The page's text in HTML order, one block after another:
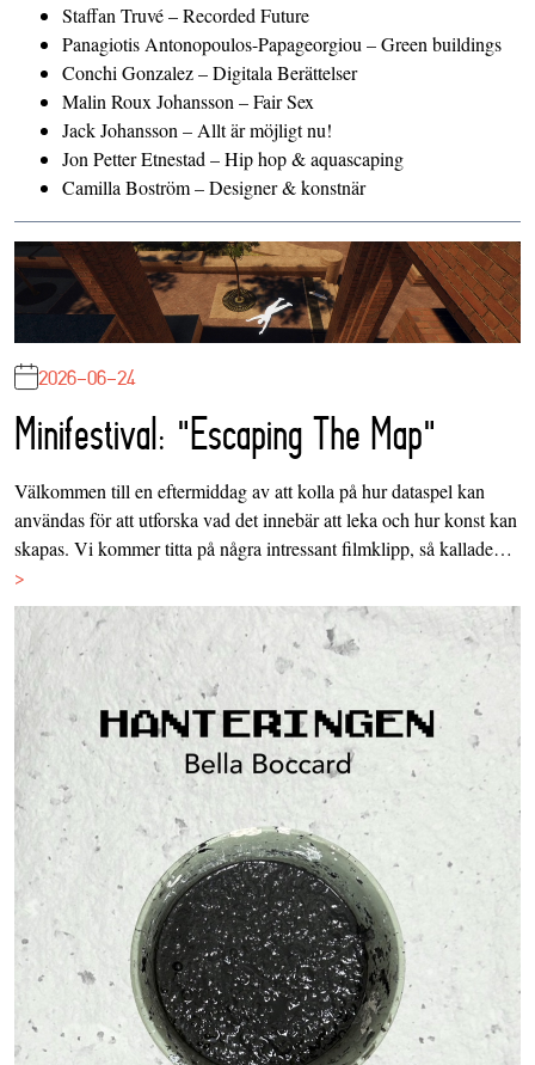
Staffan Truvé – Recorded Future
Panagiotis Antonopoulos-Papageorgiou – Green buildings
Conchi Gonzalez – Digitala Berättelser
Malin Roux Johansson – Fair Sex
Jack Johansson – Allt är möjligt nu!
Jon Petter Etnestad – Hip hop & aquascaping
Camilla Boström – Designer & konstnär
2026-06-24
Minifestival: "Escaping The Map"
Välkommen till en eftermiddag av att kolla på hur dataspel kan
användas för att utforska vad det innebär att leka och hur konst kan
skapas. Vi kommer titta på några intressant filmklipp, så kallade…
>